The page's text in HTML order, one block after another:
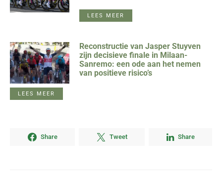
LEES MEER
Reconstructie van Jasper Stuyven
zijn decisieve finale in Milaan-
Sanremo: een ode aan het nemen
van positieve risico’s
LEES MEER
Share Tweet Share